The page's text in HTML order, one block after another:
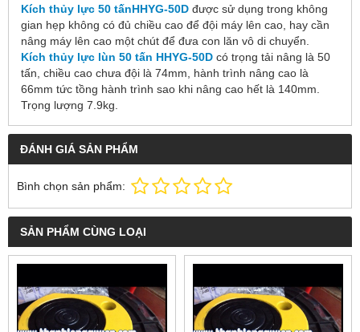
Kích thủy lực 50 tấnHHYG-50D được sử dụng trong không
gian hẹp không có đủ chiều cao để đội máy lên cao, hay cần
nâng máy lên cao một chút để đưa con lăn vô di chuyển.
Kích thủy lực lùn 50 tấn HHYG-50D có trọng tải nâng là 50
tấn, chiều cao chưa đội là 74mm, hành trình nâng cao là
66mm tức tồng hành trình sao khi nâng cao hết là 140mm.
Trọng lượng 7.9kg.
ĐÁNH GIÁ SẢN PHẨM
Bình chọn sản phẩm:
SẢN PHẨM CÙNG LOẠI